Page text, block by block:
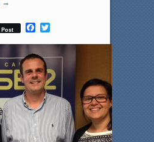
→
Post
F
c
e
b
o
o
k
T
i
t
t
e
r